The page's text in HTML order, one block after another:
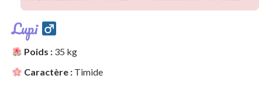
Lupi
Poids : 35 kg
Caractère : Timide